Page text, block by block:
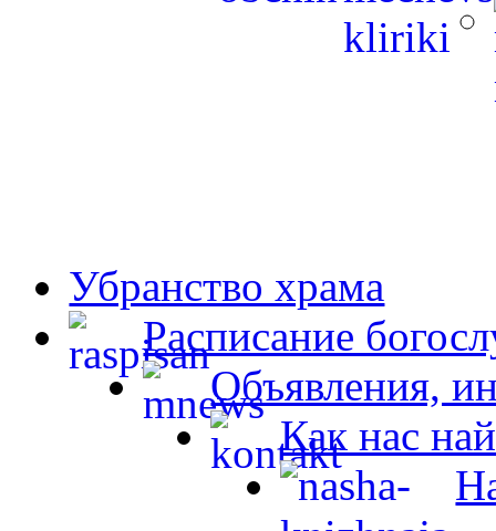
Убранство храма
Расписание
Объявления,
Как нас